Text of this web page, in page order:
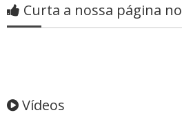
Curta a nossa página no
Vídeos